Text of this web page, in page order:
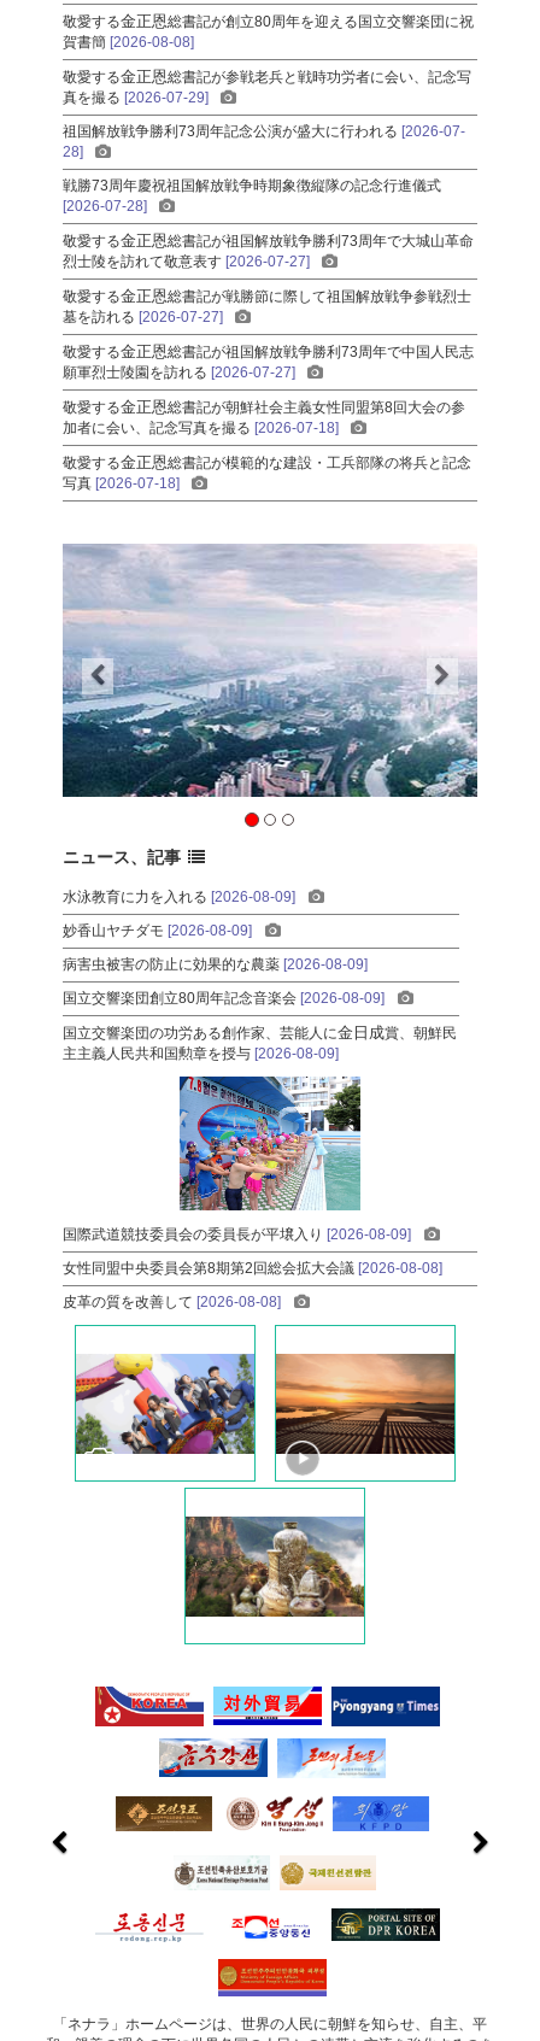
敬愛する金正恩総書記が創立80周年を迎える国立交響楽団に祝
賀書簡[2026-08-08]
敬愛する金正恩総書記が参戦老兵と戦時功労者に会い、記念写
真を撮る[2026-07-29]
祖国解放戦争勝利73周年記念公演が盛大に行われる[2026-07-
28]
戦勝73周年慶祝祖国解放戦争時期象徴縦隊の記念行進儀式
[2026-07-28]
敬愛する金正恩総書記が祖国解放戦争勝利73周年で大城山革命
烈士陵を訪れて敬意表す[2026-07-27]
敬愛する金正恩総書記が戦勝節に際して祖国解放戦争参戦烈士
墓を訪れる[2026-07-27]
敬愛する金正恩総書記が祖国解放戦争勝利73周年で中国人民志
願軍烈士陵園を訪れる[2026-07-27]
敬愛する金正恩総書記が朝鮮社会主義女性同盟第8回大会の参
加者に会い、記念写真を撮る[2026-07-18]
敬愛する金正恩総書記が模範的な建設・工兵部隊の将兵と記念
写真[2026-07-18]
ニュース、記事
水泳教育に力を入れる[2026-08-09]
妙香山ヤチダモ[2026-08-09]
病害虫被害の防止に効果的な農薬[2026-08-09]
国立交響楽団創立80周年記念音楽会[2026-08-09]
国立交響楽団の功労ある創作家、芸能人に金日成賞、朝鮮民
主主義人民共和国勲章を授与[2026-08-09]
国際武道競技委員会の委員長が平壌入り [2026-08-09]
女性同盟中央委員会第8期第2回総会拡大会議 [2026-08-08]
皮革の質を改善して [2026-08-08]
「ネナラ」ホームページは、世界の人民に朝鮮を知らせ、自主、平